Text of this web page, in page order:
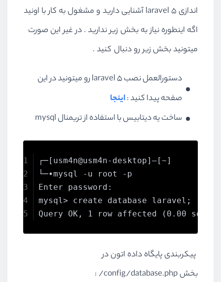
اندازی laravel 5 آشنایی دارید و مشغول به کار با اونید
اگه اینطوره نیاز به بخش زیر ندارید . در غیر این صورت
میتونید بخش زیر رو دنبال کنید .
دستورالعمل نصب laravel 5 رو میتونید در این
صفحه پیدا کنید :اینجا
ساخت یه دیتابیس با استفاده از تریمنال mysql
┌─[usm4n@usm4n-desktop]―[~]
└─•mysql -u root -p
Enter password:
mysql> create database laravel;
Query OK, 1 row affected (0.00 sec)
پیکربندی پایگاه داده اتون در
بخش/config/database.php
: